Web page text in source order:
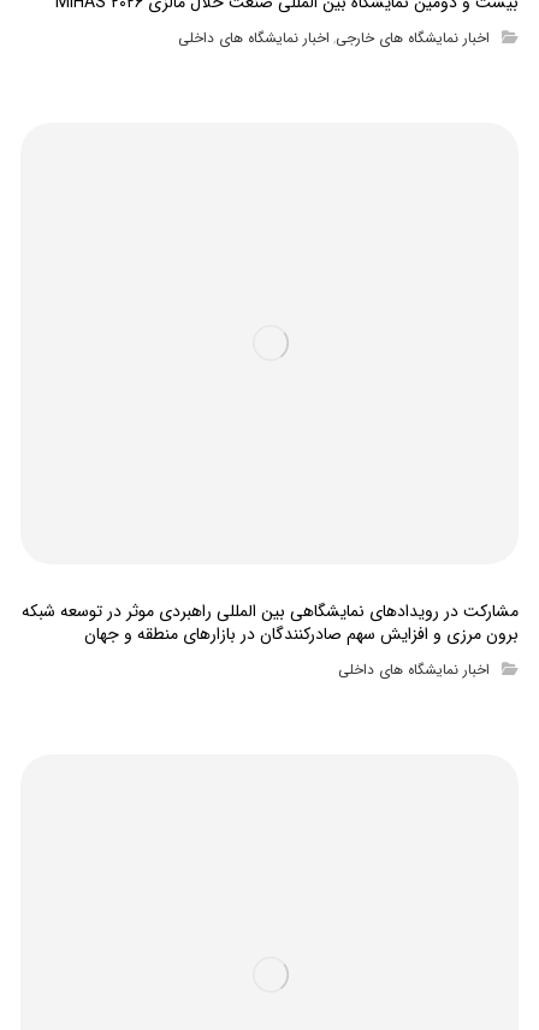
اخبار نمایشگاه های خارجی, اخبار نمایشگاه های داخلی
مشارکت در رویدادهای نمایشگاهی بین المللی راهبردی موثر در توسعه شبکه
برون مرزی و افزایش سهم صادرکنندگان در بازارهای منطقه و جهان
اخبار نمایشگاه های داخلی